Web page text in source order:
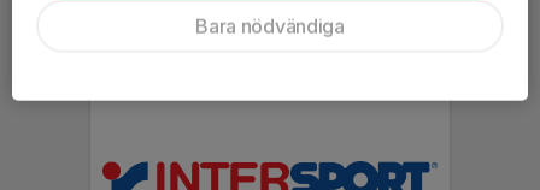
Bara nödvändiga